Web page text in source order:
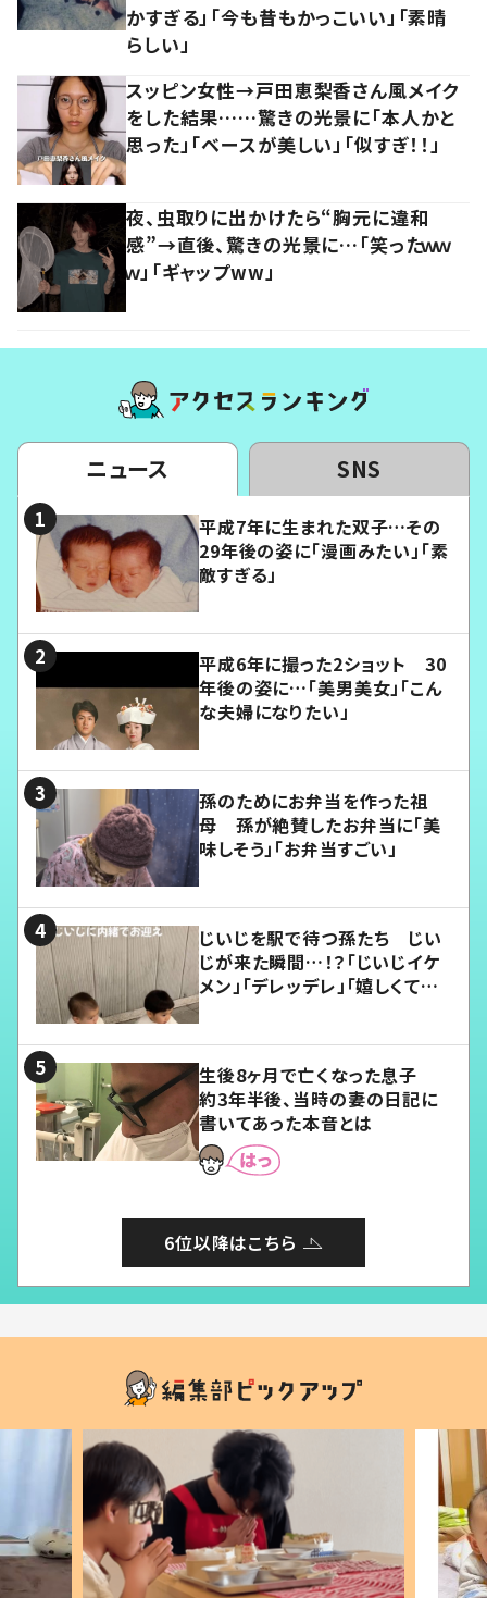
かすぎる」「今も昔もかっこいい」「素晴
らしい」
スッピン女性→戸田恵梨香さん風メイク
をした結果……驚きの光景に「本人かと
思った」「ベースが美しい」「似すぎ！！」
夜、虫取りに出かけたら“胸元に違和
感”→直後、驚きの光景に…「笑ったｗｗ
ｗ」「ギャップww」
ニュース SNS
平成7年に生まれた双子…その
29年後の姿に「漫画みたい」「素
敵すぎる」
平成6年に撮った2ショット 30
年後の姿に…「美男美女」「こん
な夫婦になりたい」
孫のためにお弁当を作った祖
母 孫が絶賛したお弁当に「美
味しそう」「お弁当すごい」
じいじを駅で待つ孫たち じい
じが来た瞬間…！？「じいじイケ
メン」「デレッデレ」「嬉しくて可
生後8ヶ月で亡くなった息子
約3年半後、当時の妻の日記に
書いてあった本音とは
6位以降はこちら